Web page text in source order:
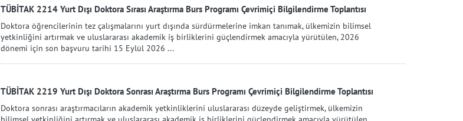
TÜBİTAK 2214 Yurt Dışı Doktora Sırası Araştırma Burs Programı Çevrimiçi Bilgilendirme Toplantısı
Doktora öğrencilerinin tez çalışmalarını yurt dışında sürdürmelerine imkan tanımak, ülkemizin bilimsel
yetkinliğini artırmak ve uluslararası akademik iş birliklerini güçlendirmek amacıyla yürütülen, 2026
dönemi için son başvuru tarihi 15 Eylül 2026 ...
TÜBİTAK 2219 Yurt Dışı Doktora Sonrası Araştırma Burs Programı Çevrimiçi Bilgilendirme Toplantısı
Doktora sonrası araştırmacıların akademik yetkinliklerini uluslararası düzeyde geliştirmek, ülkemizin